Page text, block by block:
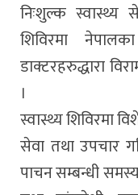
निःशुल्क स्वास्थ्य
शिविरमा
डाक्टरहरुद्धारा
।
स्वास्थ्य शिविरमा
सेवा तथा उपचार
पाचन सम्बन्धी